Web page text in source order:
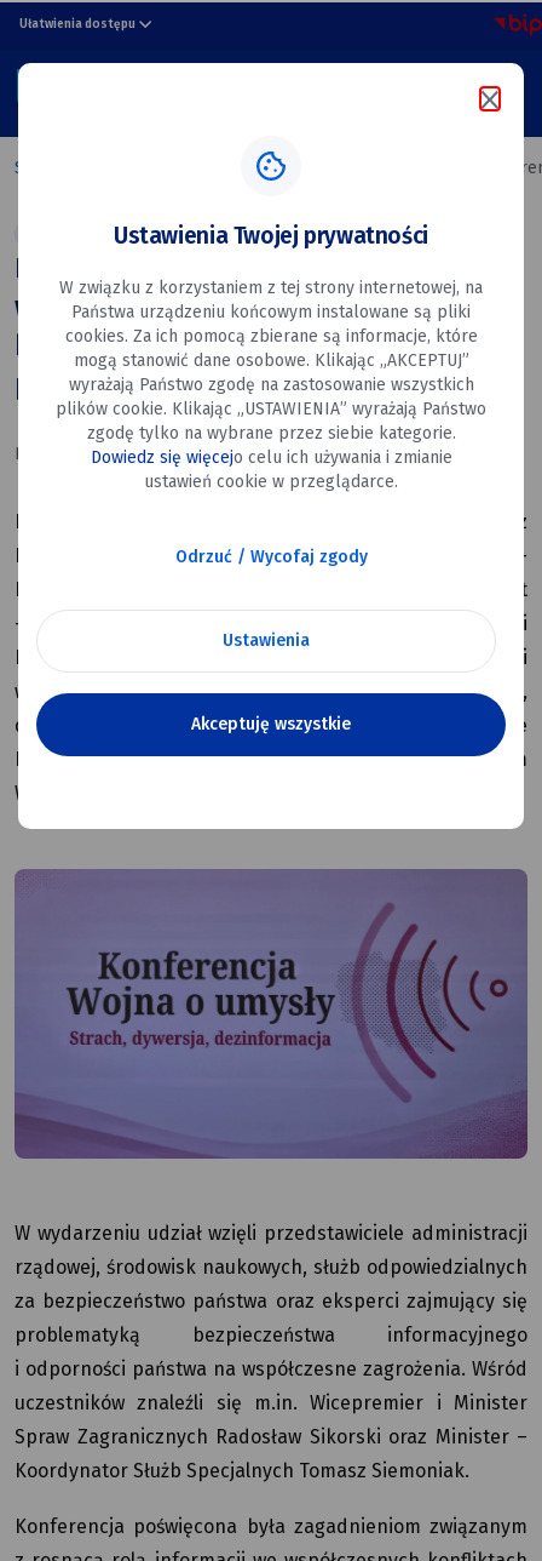
przejdź do nawigacji strony
przejdź do treści strony
przejdź do stopki strony
Przedstawiciele
Dęblina
uczestniczyli
w konferencji
poświęconej
bezpieczeństwu
informacyjnemu
państwa
Ułatwienia dostępu
MENU
Strona główna Przedstawiciele Dęblina uczestniczyli w
Bezpieczeństwo Gospodarka Komunalna
Przedstawiciele Dęblina uczestniczyli
w konferencji poświęconej
bezpieczeństwu informacyjnemu
państwa
Data utworzenia: 09.06.2026
Na zaproszenie organizatorów Roman Dariusz
Bytniewski – Burmistrz Miasta Dęblin, Tomasz Mikusek –
Przewodniczący Rady Miasta Dęblin oraz Dariusz Wojdat
– Prezes Zarządu Miejskiego Zakładu Gospodarki
Komunalnej Sp. z o.o. w Dęblinie uczestniczyli
w konferencji „Wojna o umysły. Strach, dywersja,
dezinformacja”, która odbyła się w Sejmie
Rzeczypospolitej Polskiej pod honorowym patronatem
Wicemarszałek Sejmu Doroty Niedzieli.
W wydarzeniu udział wzięli przedstawiciele administracji
rządowej, środowisk naukowych, służb odpowiedzialnych
za bezpieczeństwo państwa oraz eksperci zajmujący się
problematyką bezpieczeństwa informacyjnego
i odporności państwa na współczesne zagrożenia. Wśród
uczestników znaleźli się m.in. Wicepremier i Minister
Spraw Zagranicznych Radosław Sikorski oraz Minister –
Koordynator Służb Specjalnych Tomasz Siemoniak.
Konferencja poświęcona była zagadnieniom związanym
Ustawienia Twojej prywatności
W związku z korzystaniem z tej strony internetowej, na
Państwa urządzeniu końcowym instalowane są pliki
cookies. Za ich pomocą zbierane są informacje, które
mogą stanowić dane osobowe. Klikając „AKCEPTUJ”
wyrażają Państwo zgodę na zastosowanie wszystkich
plików cookie. Klikając „USTAWIENIA” wyrażają Państwo
zgodę tylko na wybrane przez siebie kategorie.
Dowiedz się więcejo celu ich używania i zmianie
ustawień cookie w przeglądarce.
Odrzuć / Wycofaj zgody
Ustawienia
Akceptuję wszystkie